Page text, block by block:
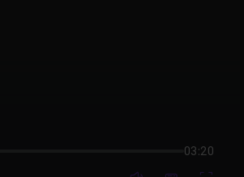
03:20